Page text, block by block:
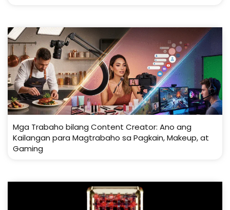
Mga Trabaho bilang Content Creator: Ano ang
Kailangan para Magtrabaho sa Pagkain, Makeup, at
Gaming